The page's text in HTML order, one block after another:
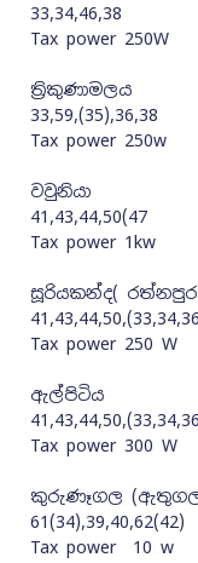
33,34,46,38
Tax power 250W
ත්‍රිකුණාමලය
33,59,(35),36,38
Tax power 250w
වවුනියා
41,43,44,50(47
Tax power 1kw
සූරියකන්ද(
Tax power 250 W
ඇල්පිටිය
Tax power 300 W
කුරුණෑගල
61(34),39,40,62(42)
Tax power 10 w